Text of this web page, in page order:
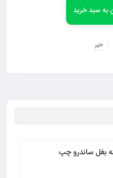
به سبد خرید
خیر
بغل ساندرو چپ